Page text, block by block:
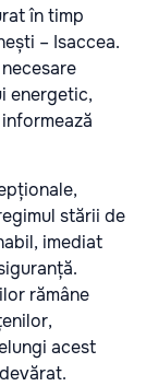
în timp
– Isaccea.
energetic,
stării de
imediat
rămâne
acest